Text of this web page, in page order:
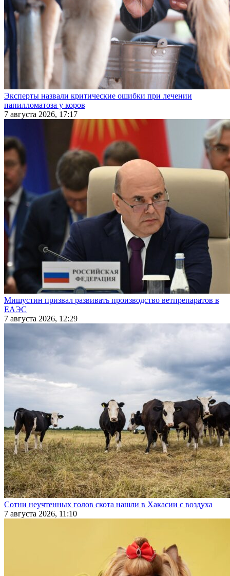
Эксперты назвали критические ошибки при лечении
папилломатоза у коров
7 августа 2026, 17:17
Мишустин призвал развивать производство ветпрепаратов в
ЕАЭС
7 августа 2026, 12:29
Сотни неучтенных голов скота нашли в Хакасии с воздуха
7 августа 2026, 11:10